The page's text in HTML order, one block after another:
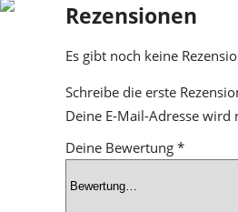
Rezensionen
Es gibt noch keine
Schreibe die erste
Deine E-Mail-Adresse
Deine Bewertung *